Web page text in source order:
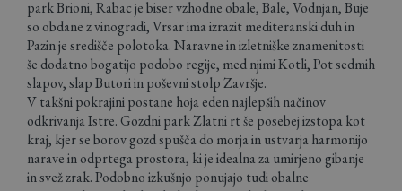
park Brioni, Rabac je biser vzhodne obale, Bale, Vodnjan, Buje
so obdane z vinogradi, Vrsar ima izrazit mediteranski duh in
Pazin je središče polotoka. Naravne in izletniške znamenitosti
še dodatno bogatijo podobo regije, med njimi Kotli, Pot sedmih
slapov, slap Butori in poševni stolp Završje.
V takšni pokrajini postane hoja eden najlepših načinov
odkrivanja Istre. Gozdni park Zlatni rt še posebej izstopa kot
kraj, kjer se borov gozd spušča do morja in ustvarja harmonijo
narave in odprtega prostora, ki je idealna za umirjeno gibanje
in svež zrak. Podobno izkušnjo ponujajo tudi obalne